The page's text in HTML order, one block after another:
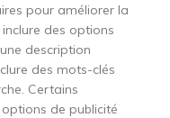
pour améliorer la
des options
description
des mots-clés
Certains
de publicité